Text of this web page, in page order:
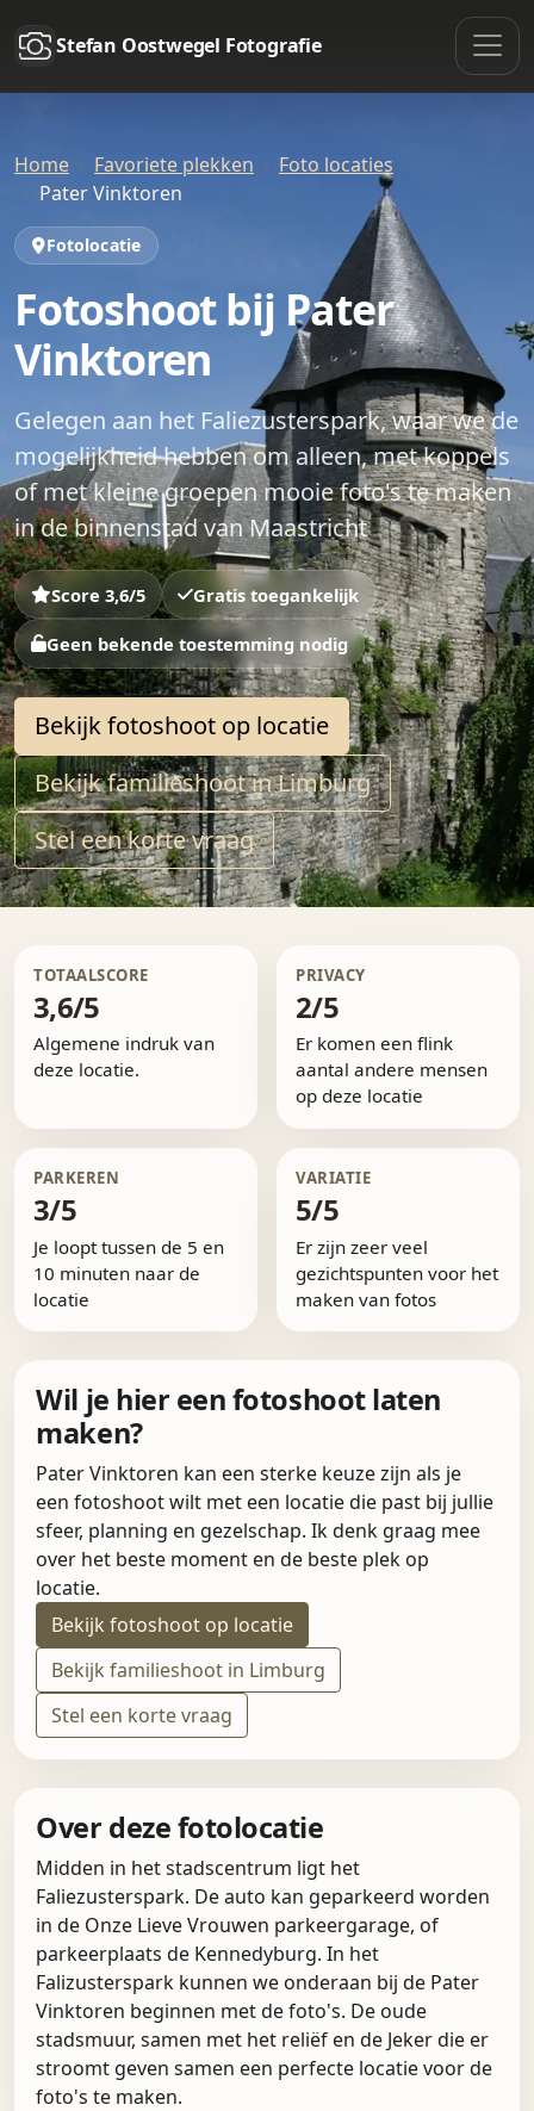
Stefan Oostwegel Fotografie
Home Favoriete plekken
Foto locaties
Pater Vinktoren
Fotolocatie
Fotoshoot bij Pater
Vinktoren
Gelegen aan het Faliezusterspark, waar we de
mogelijkheid hebben om alleen, met koppels
of met kleine groepen mooie foto's te maken
in de binnenstad van Maastricht
Score 3,6/5 Gratis toegankelijk
Geen bekende toestemming nodig
Bekijk fotoshoot op locatie
Bekijk familieshoot in Limburg
Stel een korte vraag
TOTAALSCORE
3,6/5
Algemene indruk van
deze locatie.
PRIVACY
2/5
Er komen een flink
aantal andere mensen
op deze locatie
PARKEREN
3/5
Je loopt tussen de 5 en
10 minuten naar de
locatie
VARIATIE
5/5
Er zijn zeer veel
gezichtspunten voor het
maken van fotos
Wil je hier een fotoshoot laten
maken?
Pater Vinktoren kan een sterke keuze zijn als je
een fotoshoot wilt met een locatie die past bij jullie
sfeer, planning en gezelschap. Ik denk graag mee
over het beste moment en de beste plek op
locatie.
Bekijk fotoshoot op locatie
Bekijk familieshoot in Limburg
Stel een korte vraag
Over deze fotolocatie
Midden in het stadscentrum ligt het
Faliezusterspark. De auto kan geparkeerd worden
in de Onze Lieve Vrouwen parkeergarage, of
parkeerplaats de Kennedyburg. In het
Falizusterspark kunnen we onderaan bij de Pater
Vinktoren beginnen met de foto's. De oude
stadsmuur, samen met het reliëf en de Jeker die er
stroomt geven samen een perfecte locatie voor de
foto's te maken.